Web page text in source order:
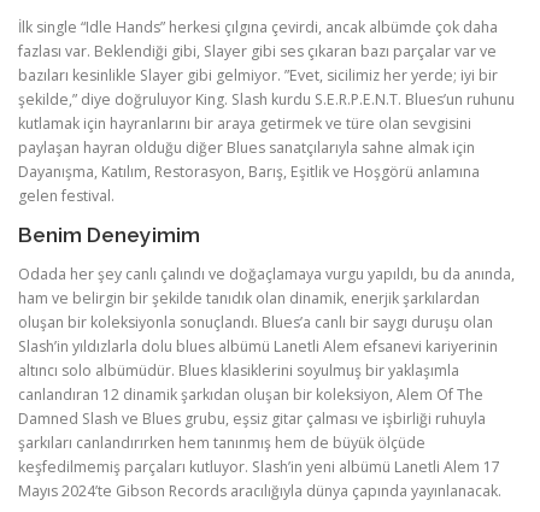
İlk single “Idle Hands” herkesi çılgına çevirdi, ancak albümde çok daha
fazlası var. Beklendiği gibi, Slayer gibi ses çıkaran bazı parçalar var ve
bazıları kesinlikle Slayer gibi gelmiyor. ”Evet, sicilimiz her yerde; iyi bir
şekilde,” diye doğruluyor King. Slash kurdu S.E.R.P.E.N.T. Blues’un ruhunu
kutlamak için hayranlarını bir araya getirmek ve türe olan sevgisini
paylaşan hayran olduğu diğer Blues sanatçılarıyla sahne almak için
Dayanışma, Katılım, Restorasyon, Barış, Eşitlik ve Hoşgörü anlamına
gelen festival.
Benim Deneyimim
Odada her şey canlı çalındı ve doğaçlamaya vurgu yapıldı, bu da anında,
ham ve belirgin bir şekilde tanıdık olan dinamik, enerjik şarkılardan
oluşan bir koleksiyonla sonuçlandı. Blues’a canlı bir saygı duruşu olan
Slash’in yıldızlarla dolu blues albümü Lanetli Alem efsanevi kariyerinin
altıncı solo albümüdür. Blues klasiklerini soyulmuş bir yaklaşımla
canlandıran 12 dinamik şarkıdan oluşan bir koleksiyon, Alem Of The
Damned Slash ve Blues grubu, eşsiz gitar çalması ve işbirliği ruhuyla
şarkıları canlandırırken hem tanınmış hem de büyük ölçüde
keşfedilmemiş parçaları kutluyor. Slash’in yeni albümü Lanetli Alem 17
Mayıs 2024’te Gibson Records aracılığıyla dünya çapında yayınlanacak.